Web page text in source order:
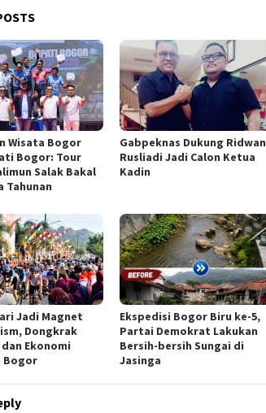
Wisata Bogor
Bogor: Tour
Salak Bakal
Tahunan
Gabpeknas Dukung Ridwan
Rusliadi Jadi Calon Ketua
Kadin
Jadi Magnet
Dongkrak
Ekonomi
Bogor
Ekspedisi Bogor Biru ke-5,
Partai Demokrat Lakukan
Bersih-bersih Sungai di
Jasinga